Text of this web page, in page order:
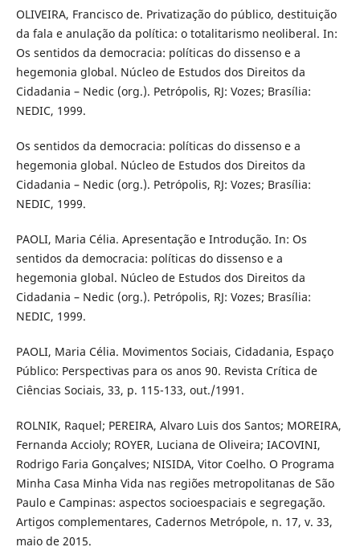
OLIVEIRA, Francisco de. Privatização do público, destituição
da fala e anulação da política: o totalitarismo neoliberal. In:
Os sentidos da democracia: políticas do dissenso e a
hegemonia global. Núcleo de Estudos dos Direitos da
Cidadania – Nedic (org.). Petrópolis, RJ: Vozes; Brasília:
NEDIC, 1999.
Os sentidos da democracia: políticas do dissenso e a
hegemonia global. Núcleo de Estudos dos Direitos da
Cidadania – Nedic (org.). Petrópolis, RJ: Vozes; Brasília:
NEDIC, 1999.
PAOLI, Maria Célia. Apresentação e Introdução. In: Os
sentidos da democracia: políticas do dissenso e a
hegemonia global. Núcleo de Estudos dos Direitos da
Cidadania – Nedic (org.). Petrópolis, RJ: Vozes; Brasília:
NEDIC, 1999.
PAOLI, Maria Célia. Movimentos Sociais, Cidadania, Espaço
Público: Perspectivas para os anos 90. Revista Crítica de
Ciências Sociais, 33, p. 115-133, out./1991.
ROLNIK, Raquel; PEREIRA, Alvaro Luis dos Santos; MOREIRA,
Fernanda Accioly; ROYER, Luciana de Oliveira; IACOVINI,
Rodrigo Faria Gonçalves; NISIDA, Vitor Coelho. O Programa
Minha Casa Minha Vida nas regiões metropolitanas de São
Paulo e Campinas: aspectos socioespaciais e segregação.
Artigos complementares, Cadernos Metrópole, n. 17, v. 33,
maio de 2015.